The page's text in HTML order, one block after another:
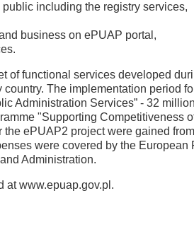
including the registry services,
business on ePUAP portal,
functional services developed
The implementation period
Administration Services” - 32
"Supporting Competitiveness
ePUAP2 project were gained
were covered by the
Administration.
at www.epuap.gov.pl.